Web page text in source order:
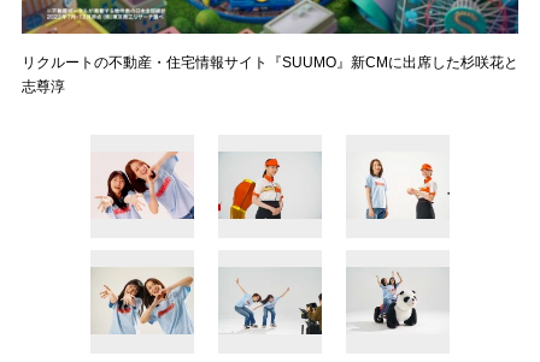
リクルートの不動産・住宅情報サイト『SUUMO』新CMに出席した杉咲花と
志尊淳